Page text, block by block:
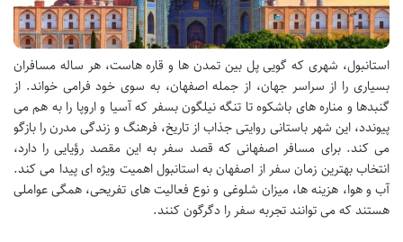
استانبول، شهری که گویی پل بین تمدن ها و قاره هاست، هر ساله مسافران
بسیاری را از سراسر جهان، از جمله اصفهان، به سوی خود فرامی خواند. از
گنبدها و مناره های باشکوه تا تنگه نیلگون بسفر که آسیا و اروپا را به هم می
پیوندد، این شهر باستانی روایتی جذاب از تاریخ، فرهنگ و زندگی مدرن را بازگو
می کند. برای مسافر اصفهانی که قصد سفر به این مقصد رؤیایی را دارد،
انتخاببهترین زمان سفر از اصفهان به استانبولاهمیت ویژه ای پیدا می کند.
آب و هوا، هزینه ها، میزان شلوغی و نوع فعالیت های تفریحی، همگی عواملی
هستند که می توانند تجربه سفر را دگرگون کنند.